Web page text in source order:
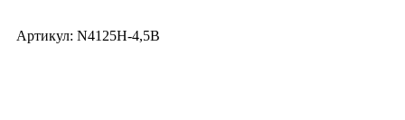
Артикул: N4125H-4,5B